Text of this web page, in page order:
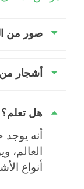
صور من
أشجار
هل تعلم؟
العالم،
أنواع